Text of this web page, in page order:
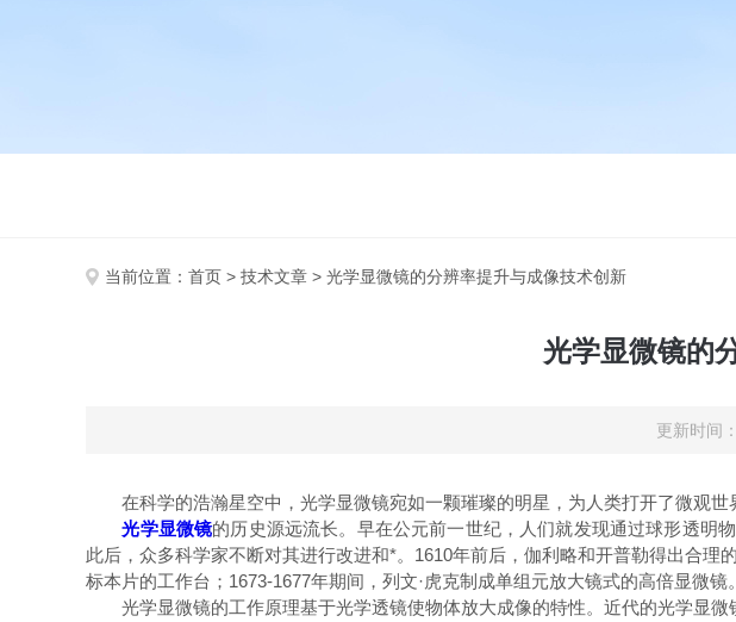
当前位置： 首页 > 技术文章 > 光学显微镜的分辨率提升与成像技术创新
光学显微镜的
更新时间
在科学的浩瀚星空中，光学显微镜宛如一颗璀璨的明星，为人类打开了微观世
光学显微镜的历史源远流长。早在公元前一世纪，人们就发现通过球形透明
此后，众多科学家不断对其进行改进和*。1610年前后，伽利略和开普勒得出合理
标本片的工作台；1673-1677年期间，列文·虎克制成单组元放大镜式的高倍显微
光学显微镜的工作原理基于光学透镜使物体放大成像的特性。近代的光学显微